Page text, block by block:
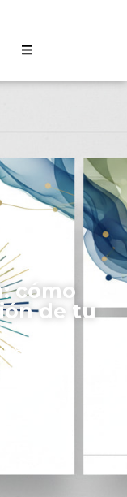
cómo
de tu
8:35 am